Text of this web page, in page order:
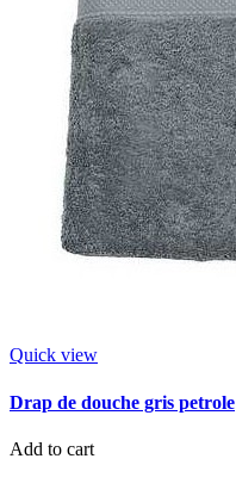
Quick view
Drap de douche gris petrole
Add to cart